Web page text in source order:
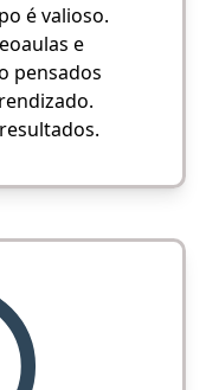
é valioso.
e
pensados